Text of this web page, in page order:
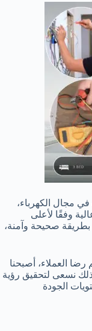
مجال الكهرباء،
وفقًا لأعلى
بطريقة صحيحة وآمنة،
رضا العملاء، أصبحنا
نسعى لتحقيق رؤية
الجودة